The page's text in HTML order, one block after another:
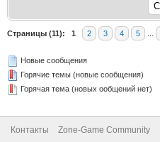
Страницы (11): 1 2 3 4 5
Новые сообщения
Горячие темы (новые сообщения)
Горячая тема (новых ообщений нет)
Контакты Zone-Game Community